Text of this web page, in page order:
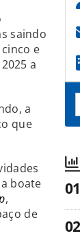
saindo
e
a
a
que
boate
,
de